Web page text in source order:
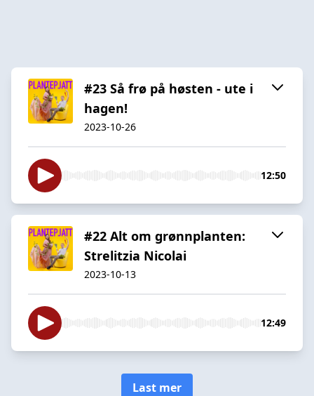
#23 Så frø på høsten - ute i
hagen!
2023-10-26
12:50
#22 Alt om grønnplanten:
Strelitzia Nicolai
2023-10-13
12:49
Last mer